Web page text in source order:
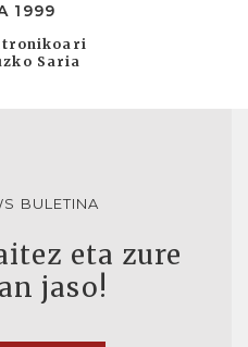
1999
Saria
BULETINA
eta zure
jaso!